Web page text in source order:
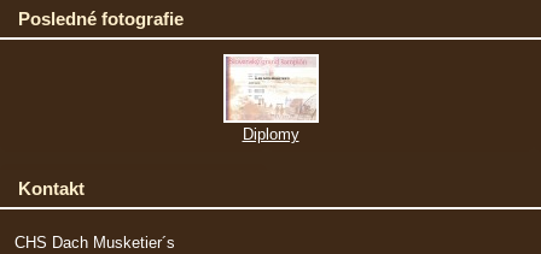
Posledné fotografie
Diplomy
Kontakt
CHS Dach Musketier´s